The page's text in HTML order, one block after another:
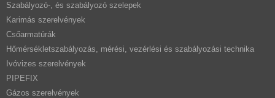
Szabályozó-, és szabályozó szelepek
Karimás szerelvények
Csőarmatúrák
Hőmérsékletszabályozás, mérési, vezérlési és szabályozási technika
Ivóvizes szerelvények
PIPEFIX
Gázos szerelvények